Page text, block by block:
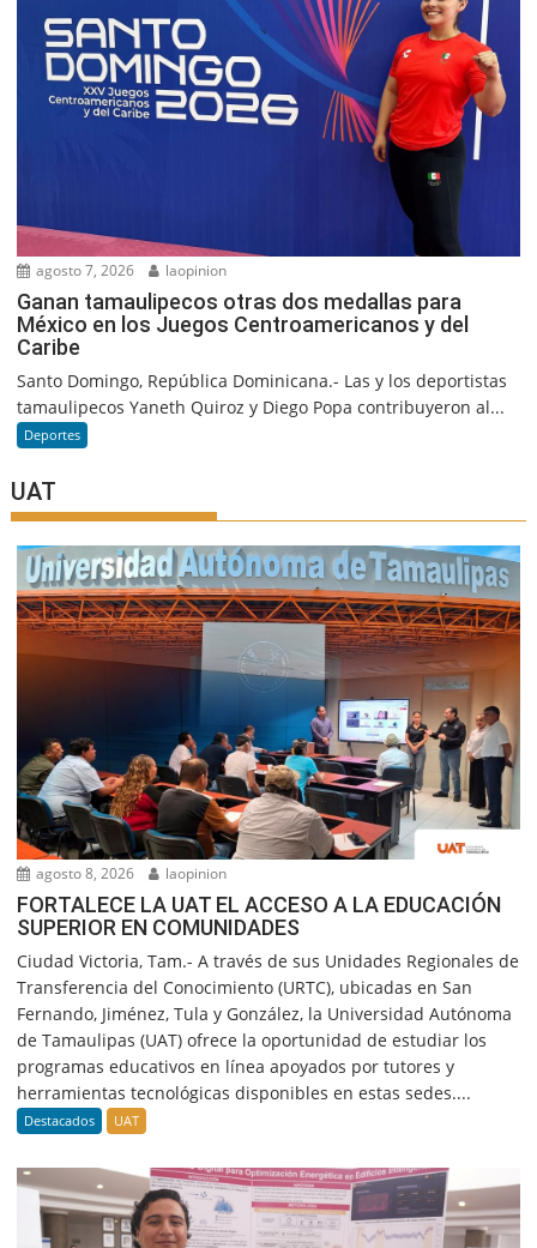
agosto 7, 2026 laopinion
Ganan tamaulipecos otras dos medallas para
México en los Juegos Centroamericanos y del
Caribe
Santo Domingo, República Dominicana.- Las y los deportistas
tamaulipecos Yaneth Quiroz y Diego Popa contribuyeron al...
Deportes
UAT
agosto 8, 2026 laopinion
FORTALECE LA UAT EL ACCESO A LA EDUCACIÓN
SUPERIOR EN COMUNIDADES
Ciudad Victoria, Tam.- A través de sus Unidades Regionales de
Transferencia del Conocimiento (URTC), ubicadas en San
Fernando, Jiménez, Tula y González, la Universidad Autónoma
de Tamaulipas (UAT) ofrece la oportunidad de estudiar los
programas educativos en línea apoyados por tutores y
herramientas tecnológicas disponibles en estas sedes....
Destacados UAT